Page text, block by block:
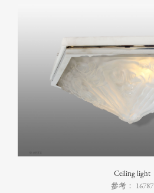
Ceiling light
參考： 16787